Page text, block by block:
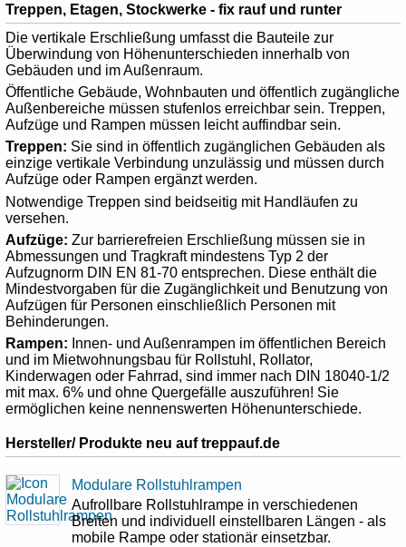
Treppen, Etagen, Stockwerke - fix rauf und runter
Die vertikale Erschließung umfasst die Bauteile zur
Überwindung von Höhenunterschieden innerhalb von
Gebäuden und im Außenraum.
Öffentliche Gebäude, Wohnbauten und öffentlich zugängliche
Außenbereiche müssen stufenlos erreichbar sein. Treppen,
Aufzüge und Rampen müssen leicht auffindbar sein.
Treppen: Sie sind in öffentlich zugänglichen Gebäuden als
einzige vertikale Verbindung unzulässig und müssen durch
Aufzüge oder Rampen ergänzt werden.
Notwendige Treppen sind beidseitig mit Handläufen zu
versehen.
Aufzüge: Zur barrierefreien Erschließung müssen sie in
Abmessungen und Tragkraft mindestens Typ 2 der
Aufzugnorm DIN EN 81-70 entsprechen. Diese enthält die
Mindestvorgaben für die Zugänglichkeit und Benutzung von
Aufzügen für Personen einschließlich Personen mit
Behinderungen.
Rampen: Innen- und Außenrampen im öffentlichen Bereich
und im Mietwohnungsbau für Rollstuhl, Rollator,
Kinderwagen oder Fahrrad, sind immer nach DIN 18040-1/2
mit max. 6% und ohne Quergefälle auszuführen! Sie
ermöglichen keine nennenswerten Höhenunterschiede.
Hersteller/ Produkte neu auf treppauf.de
Modulare Rollstuhlrampen
Aufrollbare Rollstuhlrampe in verschiedenen
Breiten und individuell einstellbaren Längen - als
mobile Rampe oder stationär einsetzbar.